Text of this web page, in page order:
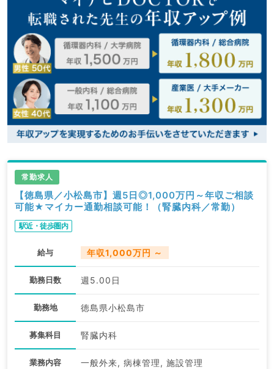
常勤求人
【徳島県／小松島市】週5日◎1,000万円～年収ご相談
可能★マイカー通勤相談可能！（腎臓内科／常勤）
駅近・徒歩圏内
給与 年収1,000万円 ～
勤務日数 週5.00日
勤務地 徳島県小松島市
募集科目 腎臓内科
業務内容 一般外来, 病棟管理, 施設管理